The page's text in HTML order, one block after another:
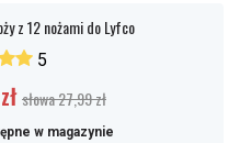
z 12 nożami do Lyfco
5
słowa 27,99 zł
w magazynie